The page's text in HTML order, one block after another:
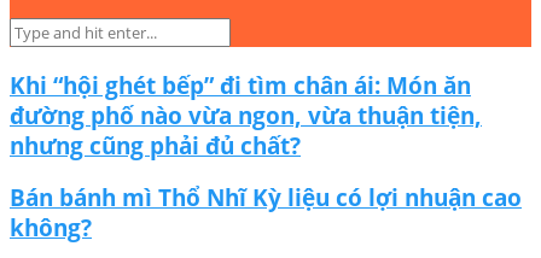
Khi “hội ghét bếp” đi tìm chân ái: Món ăn
đường phố nào vừa ngon, vừa thuận tiện,
nhưng cũng phải đủ chất?
Bán bánh mì Thổ Nhĩ Kỳ liệu có lợi nhuận cao
không?